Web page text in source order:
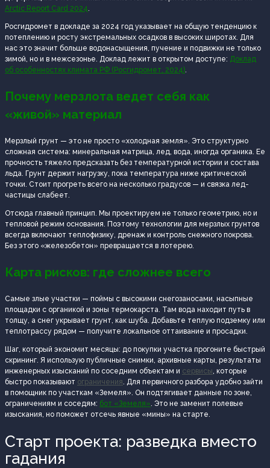
Arctic Report Card 2024.
Росгидромет в докладе за 2024 год указывает на общую тенденцию к
потеплению и росту экстремальных осадков в высоких широтах. Для
нас это значит больше водонасыщения, пучение и подвижки не только
зимой, но и в межсезонье. Доклад лежит в открытом доступе: Доклад
об особенностях климата РФ (Росгидромет, 2024).
Почему мерзлота ведет себя как
«живой» материал
Мерзлый грунт — это не просто «холодная земля». Это структурно
сложная система: минеральная матрица, лед, вода, иногда органика. Ее
прочность тяжело предсказать без температурной истории и состава
льда. Грунт держит нагрузку, пока температура ниже критической
точки. Стоит прогреть всего на несколько градусов — и связка лед-
частицы слабеет.
Отсюда главный принцип. Мы проектируем не только геометрию, но и
тепловой режим основания. Поэтому технологии для мерзлых грунтов
всегда включают теплофизику, дренаж и контроль снежного покрова.
Без этого «железобетон» превращается в лотерею.
Карта рисков: где сложнее всего
Самые злые участки — поймы с высокими снегозаносами, насыпные
площадки с органикой и зоны термокарста. Там вода находит путь в
толщу, а снег укрывает грунт, как шуба. Добавьте теплую подземку или
теплотрассу рядом — получите локальное оттаивание и просадки.
Шаг, который экономит месяцы: до покупки участка прогоните быстрый
скрининг. Я использую публичные снимки, архивные карты, результаты
инженерных изысканий по соседним объектам и сервисы, которые
быстро показывают ограничения. Для первичного разбора удобно зайти
в помощник по участкам «Земеля». Он подтягивает данные по зоне,
ограничениям и соседям: бот «Земеля». Это не заменит полевые
изыскания, но поможет отсечь явные «мины» на старте.
Старт проекта: разведка вместо
гадания